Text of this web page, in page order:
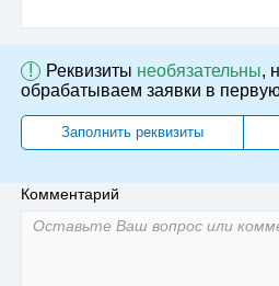
! Реквизиты необязательны,
обрабатываем заявки в
Заполнить реквизиты
Комментарий